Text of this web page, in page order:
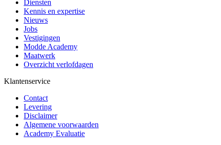
Diensten
Kennis en expertise
Nieuws
Jobs
Vestigingen
Modde Academy
Maatwerk
Overzicht verlofdagen
Klantenservice
Contact
Levering
Disclaimer
Algemene voorwaarden
Academy Evaluatie